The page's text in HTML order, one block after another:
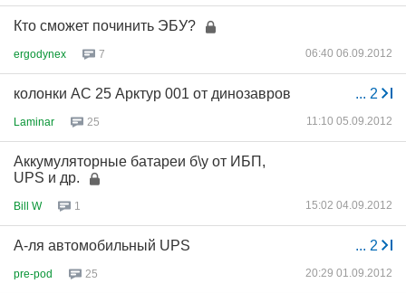
Кто сможет починить ЭБУ?
ergodynex 7 06:40 06.09.2012
... 2
колонки АС 25 Арктур 001 от динозавров
Laminar 25 11:10 05.09.2012
Аккумуляторные батареи б\у от ИБП,
UPS и др.
Bill W 1 15:02 04.09.2012
... 2
А-ля автомобильный UPS
pre-pod 25 20:29 01.09.2012